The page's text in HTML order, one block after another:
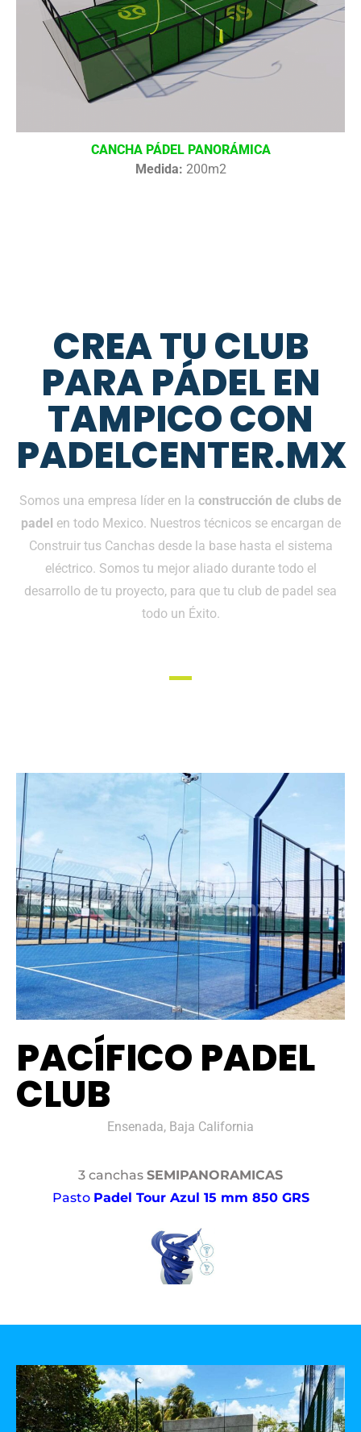
CANCHA PÁDEL PANORÁMICA
Medida: 200m2
CREA TU CLUB
PARA PÁDEL EN
TAMPICO CON
PADELCENTER.MX
Somos una empresa líder en la construcción de clubs de
padel en todo Mexico. Nuestros técnicos se encargan de
Construir tus Canchas desde la base hasta el sistema
eléctrico. Somos tu mejor aliado durante todo el
desarrollo de tu proyecto, para que tu club de padel sea
todo un Éxito.
PACÍFICO PADEL
CLUB
Ensenada, Baja California
3 canchas SEMIPANORAMICAS
Pasto Padel Tour Azul 15 mm 850 GRS